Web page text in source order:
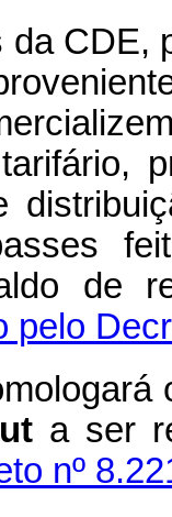
da CDE,
de
pelo
a ser
nº